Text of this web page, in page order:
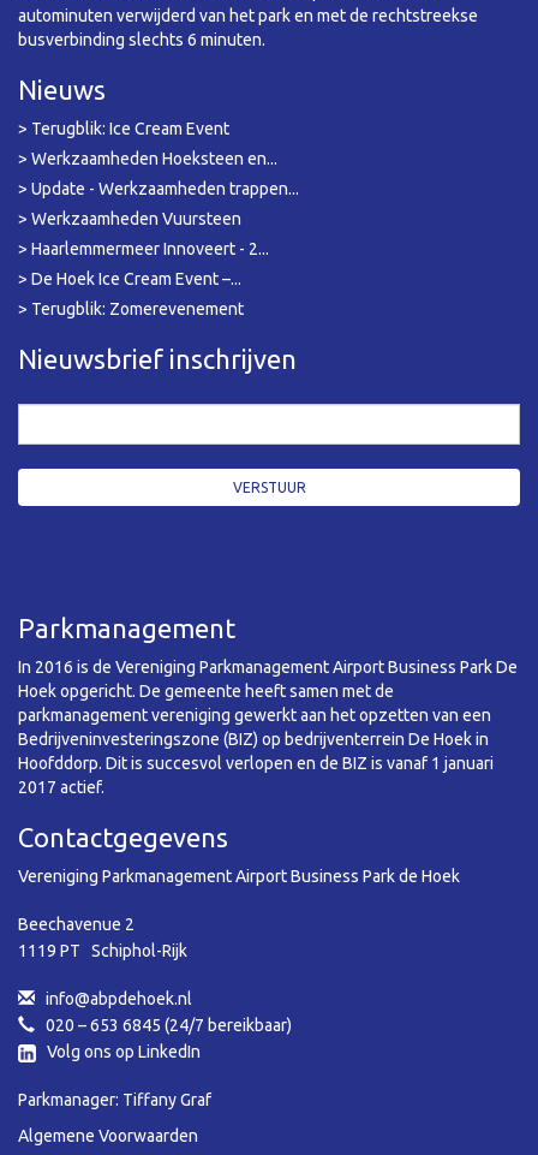
autominuten verwijderd van het park en met de rechtstreekse
busverbinding slechts 6 minuten.
Nieuws
> Terugblik: Ice Cream Event
> Werkzaamheden Hoeksteen en...
> Update - Werkzaamheden trappen...
> Werkzaamheden Vuursteen
> Haarlemmermeer Innoveert - 2...
> De Hoek Ice Cream Event –...
> Terugblik: Zomerevenement
Nieuwsbrief inschrijven
Parkmanagement
In 2016 is de Vereniging Parkmanagement Airport Business Park De
Hoek opgericht. De gemeente heeft samen met de
parkmanagement vereniging gewerkt aan het opzetten van een
Bedrijveninvesteringszone (BIZ) op bedrijventerrein De Hoek in
Hoofddorp. Dit is succesvol verlopen en de BIZ is vanaf 1 januari
2017 actief.
Contactgegevens
Vereniging Parkmanagement Airport Business Park de Hoek
Beechavenue 2
1119 PT Schiphol-Rijk
info@abpdehoek.nl
020 – 653 6845 (24/7 bereikbaar)
Volg ons op LinkedIn
Parkmanager: Tiffany Graf
Algemene Voorwaarden